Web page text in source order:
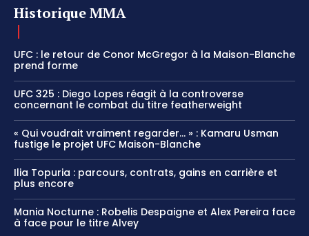
Historique MMA
UFC : le retour de Conor McGregor à la Maison-Blanche
prend forme
UFC 325 : Diego Lopes réagit à la controverse
concernant le combat du titre featherweight
« Qui voudrait vraiment regarder… » : Kamaru Usman
fustige le projet UFC Maison-Blanche
Ilia Topuria : parcours, contrats, gains en carrière et
plus encore
Mania Nocturne : Robelis Despaigne et Alex Pereira face
à face pour le titre Alvey